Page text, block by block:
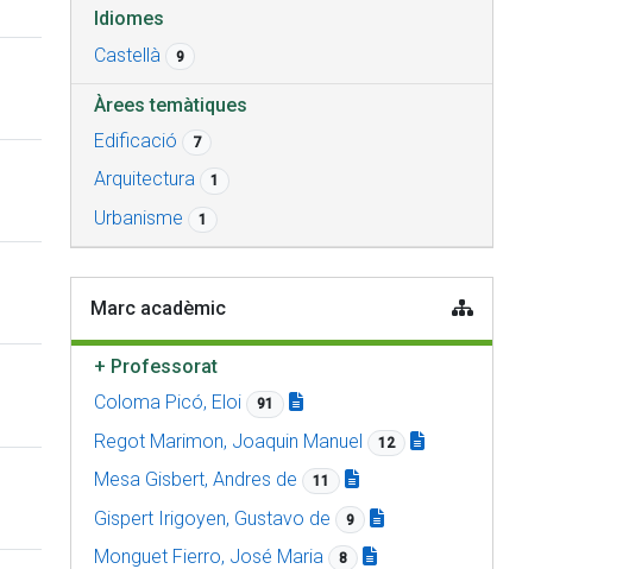
Idiomes
Castellà
9
Àrees temàtiques
Edificació
7
Arquitectura 1
Urbanisme 1
Marc acadèmic
+ Professorat
Coloma Picó, Eloi
91
Regot Marimon, Joaquin Manuel 12
Mesa Gisbert, Andres de 11
Gispert Irigoyen, Gustavo de 9
Monguet Fierro, José Maria 8